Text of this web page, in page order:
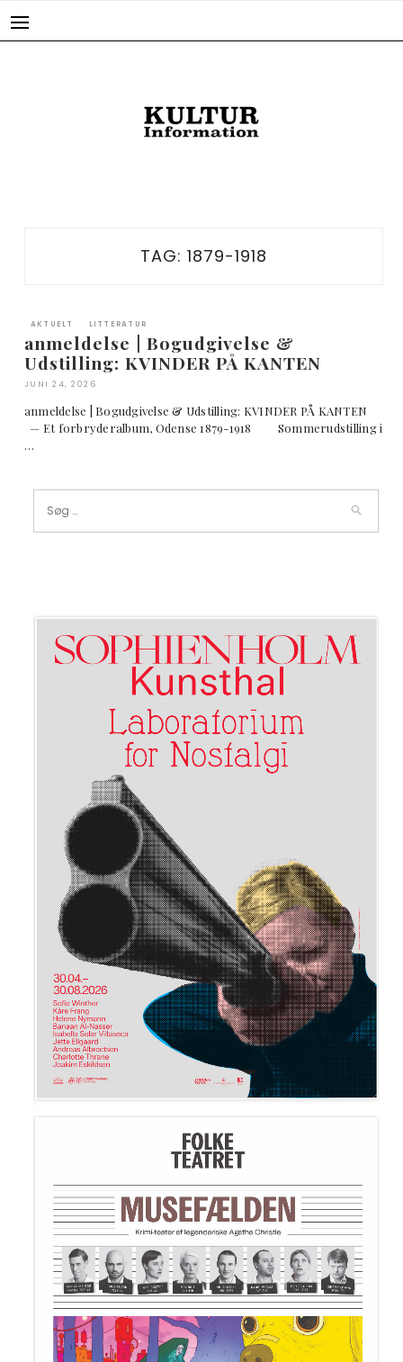
TAG: 1879-1918
AKTUELT LITTERATUR
anmeldelse | Bogudgivelse &
Udstilling: KVINDER PÅ KANTEN
JUNI 24, 2026
anmeldelse | Bogudgivelse & Udstilling: KVINDER PÅ KANTEN
— Et forbryderalbum, Odense 1879-1918 Sommerudstilling i
…